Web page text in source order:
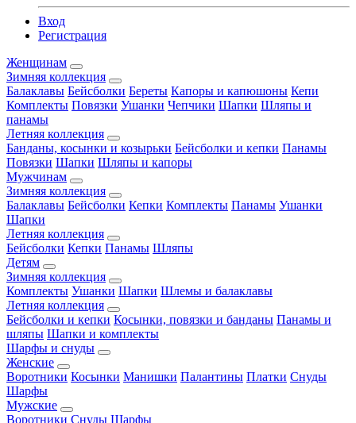
Вход
Регистрация
Женщинам
Зимняя коллекция
Балаклавы Бейсболки Береты Капоры и капюшоны Кепи
Комплекты Повязки Ушанки Чепчики Шапки Шляпы и
панамы
Летняя коллекция
Банданы, косынки и козырьки Бейсболки и кепки Панамы
Повязки Шапки Шляпы и капоры
Мужчинам
Зимняя коллекция
Балаклавы Бейсболки Кепки Комплекты Панамы Ушанки
Шапки
Летняя коллекция
Бейсболки Кепки Панамы Шляпы
Детям
Зимняя коллекция
Комплекты Ушанки Шапки Шлемы и балаклавы
Летняя коллекция
Бейсболки и кепки Косынки, повязки и банданы Панамы и
шляпы Шапки и комплекты
Шарфы и снуды
Женские
Воротники Косынки Манишки Палантины Платки Снуды
Шарфы
Мужские
Воротники Снуды Шарфы